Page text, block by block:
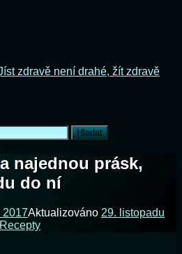
zdravě není drahé, žít zdravě
najednou prásk,
do ní
2017Aktualizováno 29. listopadu
Recepty